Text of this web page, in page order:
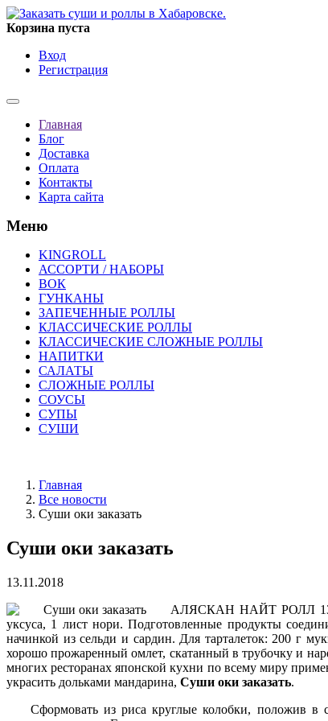
Корзина пуста
Вход
Регистрация
Главная
Блог
Доставка
Оплата
Контакты
Карта сайта
Меню
KINGROLL
АССОРТИ / НАБОРЫ
ВОК
ГУНКАНЫ
ЗАПЕЧЕННЫЕ РОЛЛЫ
КЛАССИЧЕСКИЕ РОЛЛЫ
КЛАССИЧЕСКИЕ СЛОЖНЫЕ РОЛЛЫ
НАПИТКИ
САЛАТЫ
СЛОЖНЫЕ РОЛЛЫ
СОУСЫ
СУПЫ
СУШИ
Главная
Все новости
Суши оки заказать
Суши оки заказать
13.11.2018
АЛЯСКАН НАЙТ РОЛЛ 130 г
уксуса, 1 лист нори. Подготовленные продукты
начинкой из сельди и сардин. Для тарталеток: 200 г
хорошо прожаренный омлет, скатанный в трубочку и
многих ресторанах японской кухни по всему миру
украсить дольками мандарина, Суши оки заказать.
Сформовать из риса круглые колобки, положив в